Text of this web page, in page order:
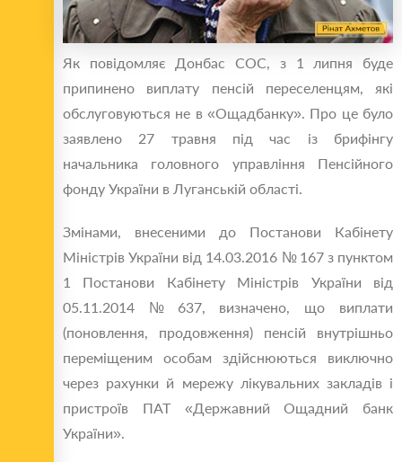
Як повідомляє Донбас СОС, з 1 липня буде
припинено виплату пенсій переселенцям, які
обслуговуються не в «Ощадбанку». Про це було
заявлено 27 травня під час із брифінгу
начальника головного управління Пенсійного
фонду України в Луганській області.
Змінами, внесеними до Постанови Кабінету
Міністрів України від 14.03.2016 № 167 з пунктом
1 Постанови Кабінету Міністрів України від
05.11.2014 № 637, визначено, що виплати
(поновлення, продовження) пенсій внутрішньо
переміщеним особам здійснюються виключно
через рахунки й мережу лікувальних закладів і
пристроїв ПАТ «Державний Ощадний банк
України».